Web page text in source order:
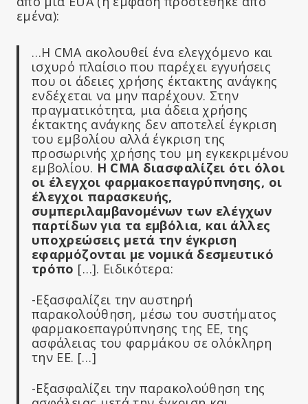
εμένα):
…Η CMA ακολουθεί ένα ελεγχόμενο και
ισχυρό πλαίσιο που παρέχει εγγυήσεις
που οι άδειες χρήσης έκτακτης ανάγκης
ενδέχεται να μην παρέχουν. Στην
πραγματικότητα, μια άδεια χρήσης
έκτακτης ανάγκης δεν αποτελεί έγκριση
του εμβολίου αλλά έγκριση της
προσωρινής χρήσης του μη εγκεκριμένου
εμβολίου. Η CMA διασφαλίζει ότι όλοι
οι έλεγχοι φαρμακοεπαγρύπνησης, οι
έλεγχοι παρασκευής,
συμπεριλαμβανομένων των ελέγχων
παρτίδων για τα εμβόλια, και άλλες
υποχρεώσεις μετά την έγκριση
εφαρμόζονται με νομικά δεσμευτικό
τρόπο […]. Ειδικότερα:
-Εξασφαλίζει την αυστηρή
παρακολούθηση, μέσω του συστήματος
φαρμακοεπαγρύπνησης της ΕΕ, της
ασφάλειας του φαρμάκου σε ολόκληρη
την ΕΕ. […]
-Εξασφαλίζει την παρακολούθηση της